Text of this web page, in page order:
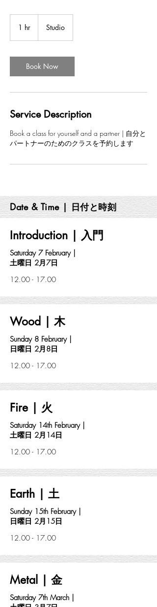
1 hr Studio
Book Now
Service Description
Book a class for yourself and a partner | 自分と
パートナーのためのクラスを予約します
Date & Time | 日付と時刻
Introduction | 入門
Saturday 7 February |
土曜日 2月7日
12.00 - 17.00
Wood | 木
Sunday 8 February |
日曜日 2月8日
12.00 - 17.00
Fire | 火
Saturday 14th February |
土曜日 2月14日
12.00 - 17.00
Earth | 土
Sunday 15th February |
日曜日 2月15日
12.00 - 17.00
Metal | 金
Saturday 7th March |